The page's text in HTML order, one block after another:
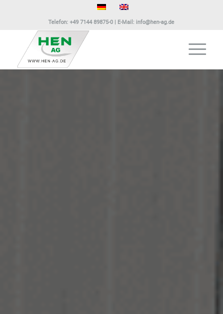
Telefon:+49 7144 89875-0 | E-Mail: info@hen-ag.de